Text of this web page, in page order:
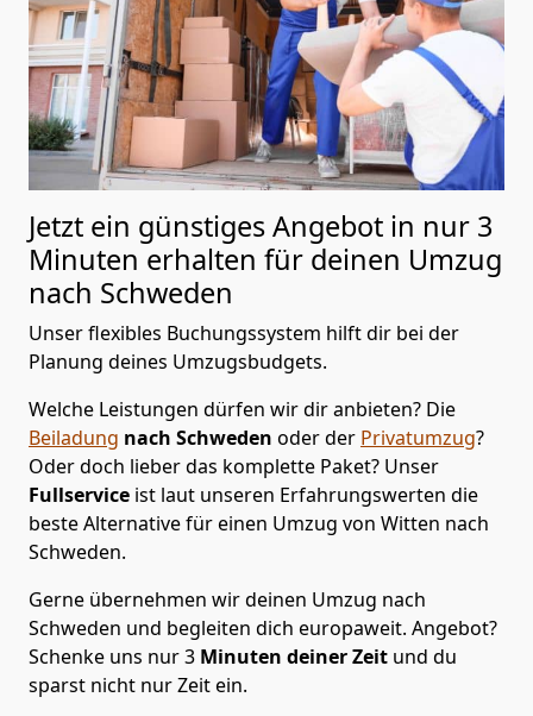
Jetzt ein günstiges Angebot in nur 3
Minuten erhalten für deinen Umzug
nach Schweden
Unser flexibles Buchungssystem hilft dir bei der
Planung deines Umzugsbudgets.
Welche Leistungen dürfen wir dir anbieten? Die
Beiladung nach Schweden oder der Privatumzug?
Oder doch lieber das komplette Paket? Unser
Fullservice ist laut unseren Erfahrungswerten die
beste Alternative für einen Umzug von Witten nach
Schweden.
Gerne übernehmen wir deinen Umzug nach
Schweden und begleiten dich europaweit. Angebot?
Schenke uns nur3 Minuten deiner Zeit und du
sparst nicht nur Zeit ein.